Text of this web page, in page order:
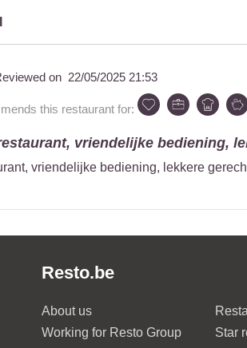
on 22/05/2025 21:53
this restaurant for:
vriendelijke bediening,
vriendelijke bediening, lekkere
Resto.be
About us
Working for Resto Group
Star